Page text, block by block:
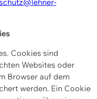
Cookies sind
Websites oder
Browser auf dem
werden. Ein Cookie